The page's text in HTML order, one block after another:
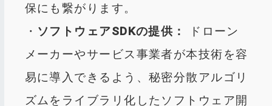
保にも繋がります。
・ ソフトウェアSDKの提供：
ドローン
メーカーやサービス事業者が本技術を容
易に導入できるよう、秘密分散アルゴリ
ズムをライブラリ化したソフトウェア開